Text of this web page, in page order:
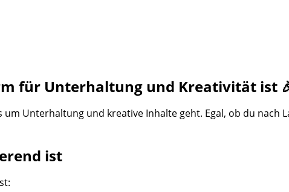
für Unterhaltung und Kreativität ist
Unterhaltung und kreative Inhalte geht. Egal, ob du nach
ist